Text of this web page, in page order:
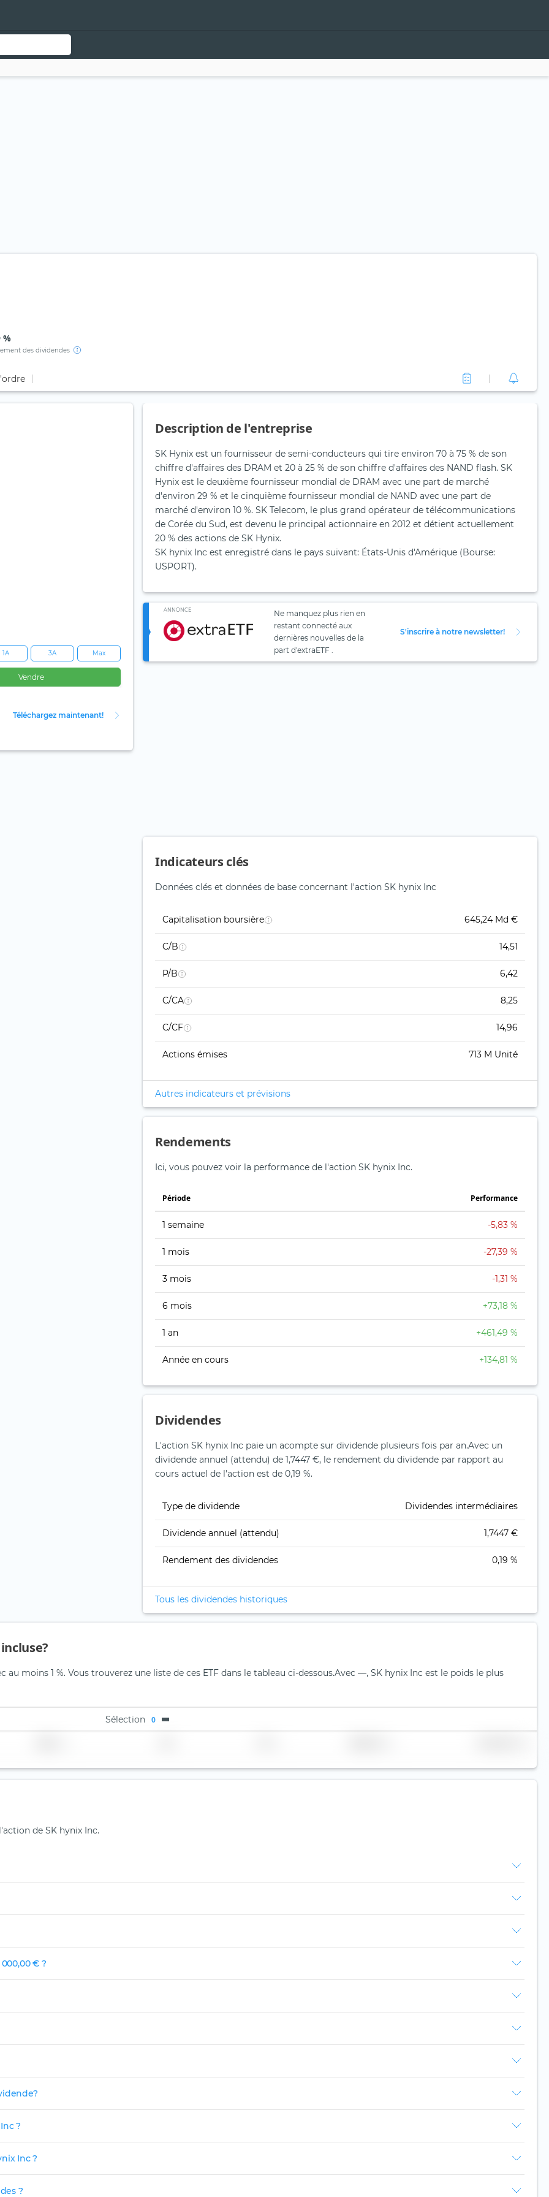
%
des dividendes
1A 3A Max
Vendre
Téléchargez maintenant!
Description de l'entreprise
SK Hynix est un fournisseur de semi-conducteurs qui tire environ 70 à 75 % de son
chiffre d'affaires des DRAM et 20 à 25 % de son chiffre d'affaires des NAND flash. SK
Hynix est le deuxième fournisseur mondial de DRAM avec une part de marché
d'environ 29 % et le cinquième fournisseur mondial de NAND avec une part de
marché d'environ 10 %. SK Telecom, le plus grand opérateur de télécommunications
de Corée du Sud, est devenu le principal actionnaire en 2012 et détient actuellement
20 % des actions de SK Hynix.
SK hynix Inc est enregistré dans le pays suivant: États-Unis d'Amérique (Bourse:
USPORT).
ANNONCE
Ne manquez plus rien en
restant connecté aux
dernières nouvelles de la
part d'extraETF .
S'inscrire à notre newsletter!
Indicateurs clés
Données clés et données de base concernant l'action SK hynix Inc
Capitalisation boursière 645,24 Md €
C/B 14,51
P/B 6,42
C/CA 8,25
C/CF 14,96
Actions émises 713 M Unité
Autres indicateurs et prévisions
Rendements
Ici, vous pouvez voir la performance de l'action SK hynix Inc.
Période Performance
1 semaine -5,83 %
1 mois -27,39 %
3 mois -1,31 %
6 mois +73,18 %
1 an +461,49 %
Année en cours +134,81 %
Dividendes
L'action SK hynix Inc paie un acompte sur dividende plusieurs fois par an.Avec un
dividende annuel (attendu) de 1,7447 €, le rendement du dividende par rapport au
cours actuel de l'action est de 0,19 %.
Type de dividende Dividendes intermédiaires
Dividende annuel (attendu) 1,7447 €
Rendement des dividendes 0,19 %
Tous les dividendes historiques
moins 1 %. Vous trouverez une liste de ces ETF dans le tableau ci-dessous.Avec —, SK hynix Inc est le poids le plus
Sélection 0
de SK hynix Inc.
€ ?
?
Inc ?
?